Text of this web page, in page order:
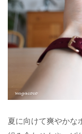
夏に向けて爽やかな